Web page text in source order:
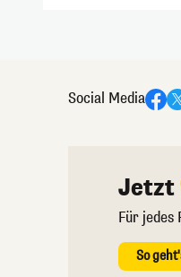
Social Media
Jetzt
Für jedes
So